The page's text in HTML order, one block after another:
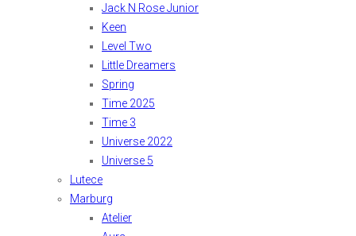
Jack N Rose Junior
Keen
Level Two
Little Dreamers
Spring
Time 2025
Time 3
Universe 2022
Universe 5
Lutece
Marburg
Atelier